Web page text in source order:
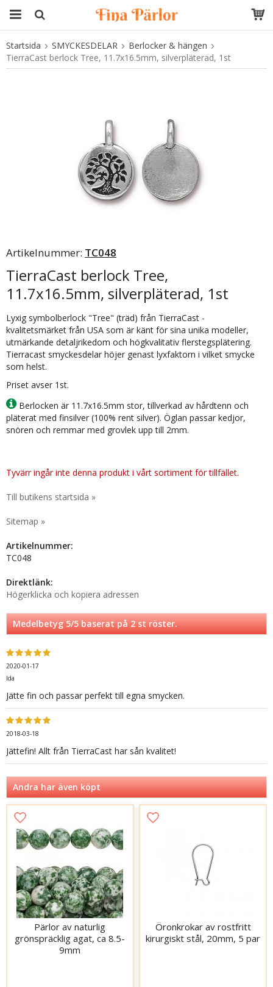
Produkten har blivit tillagd i varukorgen
Startsida SMYCKESDELAR
Berlocker & hängen
TierraCast berlock Tree, 11.7x16.5mm, silverpläterad, 1st
Artikelnummer: TC048
TierraCast berlock Tree,
11.7x16.5mm, silverpläterad, 1st
Lyxig symbolberlock "Tree" (träd) från TierraCast -
kvalitetsmärket från USA som är känt för sina unika modeller,
utmärkande detaljrikedom och högkvalitativ flerstegsplätering.
Tierracast smyckesdelar höjer genast lyxfaktorn i vilket smycke
som helst.
Priset avser 1st.
Berlocken är 11.7x16.5mm stor, tillverkad av hårdtenn och
pläterat med finsilver (100% rent silver). Öglan passar kedjor,
snören och remmar med grovlek upp till 2mm.
Tyvärr ingår inte denna produkt i vårt sortiment för tillfället.
Till butikens startsida »
Sitemap »
Artikelnummer:
TC048
Direktlänk:
Högerklicka och kopiera adressen
Medelbetyg5/5 baserat på2st röster.
2020-01-17
Ida
Jätte fin och passar perfekt till egna smycken.
2018-03-18
Jättefin! Allt från TierraCast har sån kvalitet!
Andra har även köpt
Pärlor av naturlig
grönspräcklig agat, ca 8.5-
9mm
Öronkrokar av rostfritt
kirurgiskt stål, 20mm, 5 par